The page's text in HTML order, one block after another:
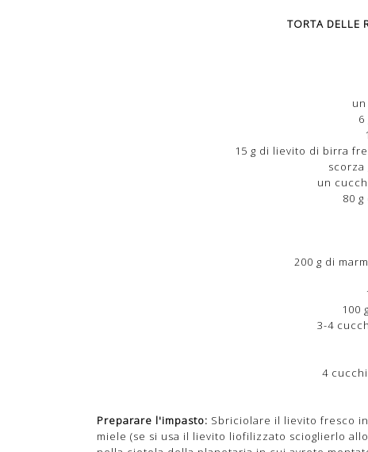
TORTA DELLE
15 g di lievito di birra
scorza
un
80
200 g di
100
3-4
4
Preparare l'impasto: Sbriciolare il lievito fresco
miele (se si usa il lievito liofilizzato scioglierlo